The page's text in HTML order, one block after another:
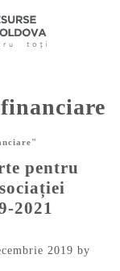
pentru
2021
2019 by